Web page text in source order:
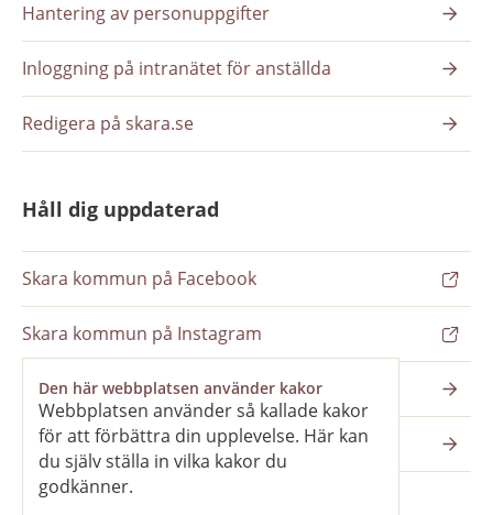
Den här webbplatsen använder kakor
Webbplatsen använder så kallade kakor
för att förbättra din upplevelse. Här kan
du själv ställa in vilka kakor du
godkänner.
Hantering av personuppgifter
Inloggning på intranätet för anställda
Redigera på skara.se
Håll dig uppdaterad
Skara kommun på Facebook
Skara kommun på Instagram
Nyhetsbrev
Pressrum